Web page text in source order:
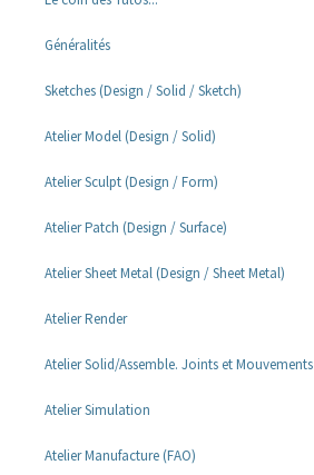
Généralités
Sketches (Design / Solid / Sketch)
Atelier Model (Design / Solid)
Atelier Sculpt (Design / Form)
Atelier Patch (Design / Surface)
Atelier Sheet Metal (Design / Sheet Metal)
Atelier Render
Atelier Solid/Assemble. Joints et Mouvements
Atelier Simulation
Atelier Manufacture (FAO)